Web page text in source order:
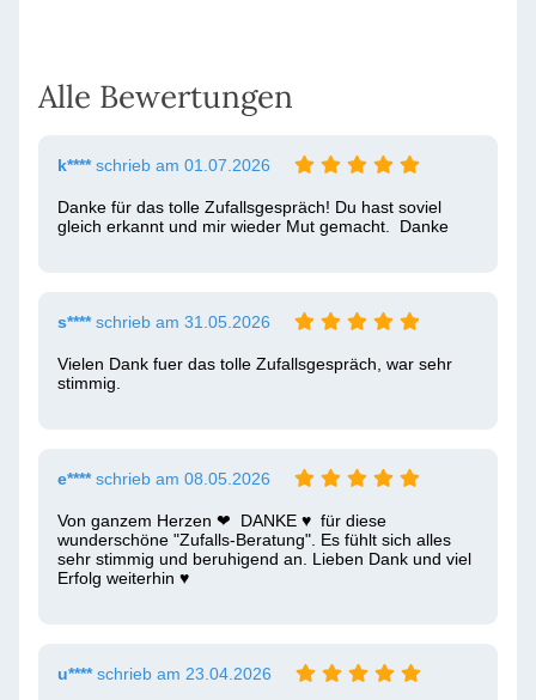
Alle Bewertungen
k****schrieb am 01.07.2026
Danke für das tolle Zufallsgespräch! Du hast soviel
gleich erkannt und mir wieder Mut gemacht.  Danke
s****schrieb am 31.05.2026
Vielen Dank fuer das tolle Zufallsgespräch, war sehr
stimmig.
e****schrieb am 08.05.2026
Von ganzem Herzen ❤ ️ DANKE ♥ ️ für diese
wunderschöne "Zufalls-Beratung". Es fühlt sich alles
sehr stimmig und beruhigend an. Lieben Dank und viel
Erfolg weiterhin ♥ ️
u****schrieb am 23.04.2026